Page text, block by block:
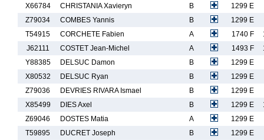
X66784
CHRISTANIA Xavieryn B
1299 E
Z79034
COMBES Yannis B
1299 E
T54915
CORCHETE Fabien A 1740 F
J62111
COSTET Jean-Michel A 1493 F
Y88385
DELSUC Damon B
1299 E
X80532
DELSUC Ryan B
1299 E
Z79036
DEVRIES RIVARA Ismael B
1299 E
X85499
DIES Axel B 1299 E
Z69046
DOSTES Matia A
1299 E
T59895
DUCRET Joseph B 1299 E